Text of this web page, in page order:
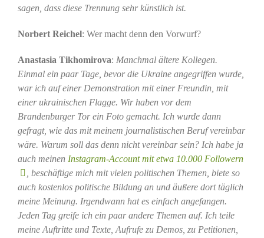
sagen, dass diese Trennung sehr künstlich ist.
Norbert Reichel: Wer macht denn den Vorwurf?
Anastasia Tikhomirova: Manchmal ältere Kollegen.
Einmal ein paar Tage, bevor die Ukraine angegriffen wurde,
war ich auf einer Demonstration mit einer Freundin, mit
einer ukrainischen Flagge. Wir haben vor dem
Brandenburger Tor ein Foto gemacht. Ich wurde dann
gefragt, wie das mit meinem journalistischen Beruf vereinbar
wäre. Warum soll das denn nicht vereinbar sein? Ich habe ja
auch meinen Instagram-Account mit etwa 10.000 Followern
, beschäftige mich mit vielen politischen Themen, biete so
auch kostenlos politische Bildung an und äußere dort täglich
meine Meinung. Irgendwann hat es einfach angefangen.
Jeden Tag greife ich ein paar andere Themen auf. Ich teile
meine Auftritte und Texte, Aufrufe zu Demos, zu Petitionen,